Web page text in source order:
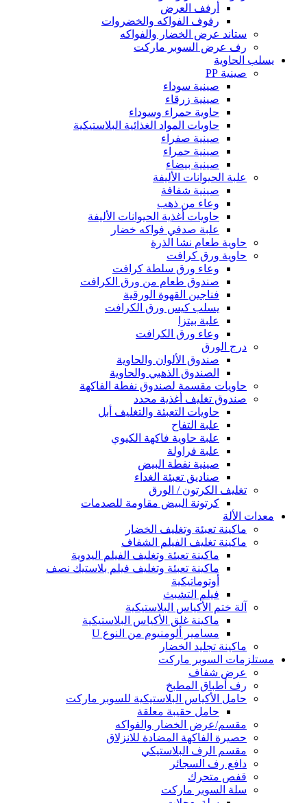
أرفف العرض
رفوف الفواكه والخضروات
ستاند عرض الخضار والفواكه
رف عرض السوبر ماركت
يسلب الحاوية
صينية PP
صينية سوداء
صينية زرقاء
حاوية حمراء وسوداء
حاويات المواد الغذائية البلاستيكية
صينية صفراء
صينية حمراء
صينية بيضاء
علبة الحيوانات الأليفة
صينية شفافة
وعاء من ذهب
حاويات أغذية الحيوانات الأليفة
علبة صدفي فواكه خضار
حاوية طعام نشا الذرة
حاوية ورق كرافت
وعاء ورق سلطة كرافت
صندوق طعام من ورق الكرافت
فناجين القهوة الورقية
يسلب كيس ورق الكرافت
علبة بيتزا
وعاء ورق الكرافت
درج الورق
صندوق الألوان والحاوية
الصندوق الذهبي والحاوية
حاويات مقسمة لصندوق نفطة الفاكهة
صندوق تغليف أغذية محدد
حاويات التعبئة والتغليف أبل
علبة التفاح
علبة حاوية فاكهة الكيوي
علبة فراولة
صينية نفطة البيض
صناديق تعبئة الغداء
تغليف الكرتون / الورق
كرتونة البيض مقاومة للصدمات
معدات الألة
ماكينة تعبئة وتغليف الخضار
ماكينة تغليف الفيلم الشفاف
ماكينة تعبئة وتغليف الفيلم اليدوية
ماكينة تعبئة وتغليف فيلم بلاستيك نصف
أوتوماتيكية
فيلم التشبث
آلة ختم الأكياس البلاستيكية
ماكينة غلق الأكياس البلاستيكية
مسامير ألومنيوم من النوع U
ماكينة تجليد الخضار
مستلزمات السوبر ماركت
عرض شفاف
رف أطباق المطبخ
حامل الأكياس البلاستيكية للسوبر ماركت
حامل حقيبة معلقة
مقسم/عرض الخضار والفواكه
حصيرة الفاكهة المضادة للانزلاق
مقسم الرف البلاستيكي
دافع رف السجائر
قفص متحرك
سلة السوبر ماركت